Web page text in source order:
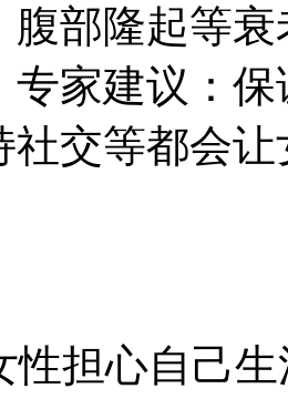
腹部隆起等
专家建议：
社交等都会
心自己生